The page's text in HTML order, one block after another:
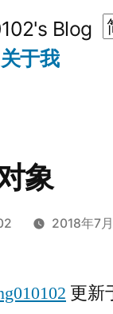
Blog
关于我
象
2018年7
更新